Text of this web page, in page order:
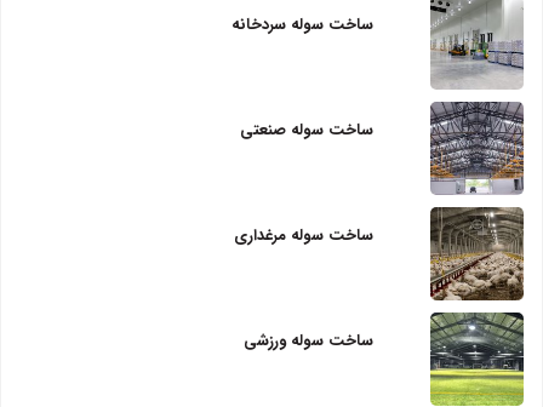
ساخت سوله سردخانه
ساخت سوله صنعتی
ساخت سوله مرغداری
ساخت سوله ورزشی